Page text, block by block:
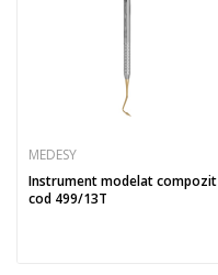
MEDESY
Instrument modelat compozit
cod 499/13T